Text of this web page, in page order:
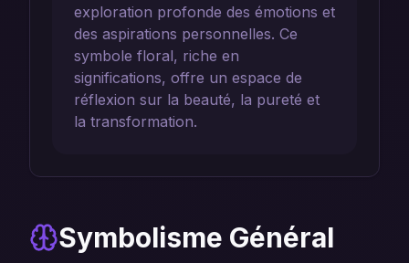
exploration profonde des émotions et
des aspirations personnelles. Ce
symbole floral, riche en
significations, offre un espace de
réflexion sur la beauté, la pureté et
la transformation.
Symbolisme Général